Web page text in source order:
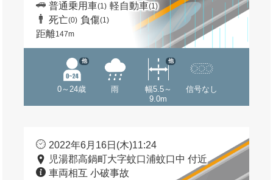
普通乗用車(1) 軽自動車(1)
死亡(0) 負傷(1)
距離147m
0～24歳
他
雨
幅5.5～
9.0m
他
信号なし
2022年6月16日(木)11:24
児湯郡高鍋町大字蚊口浦蚊口中 付近
車両相互 小破事故